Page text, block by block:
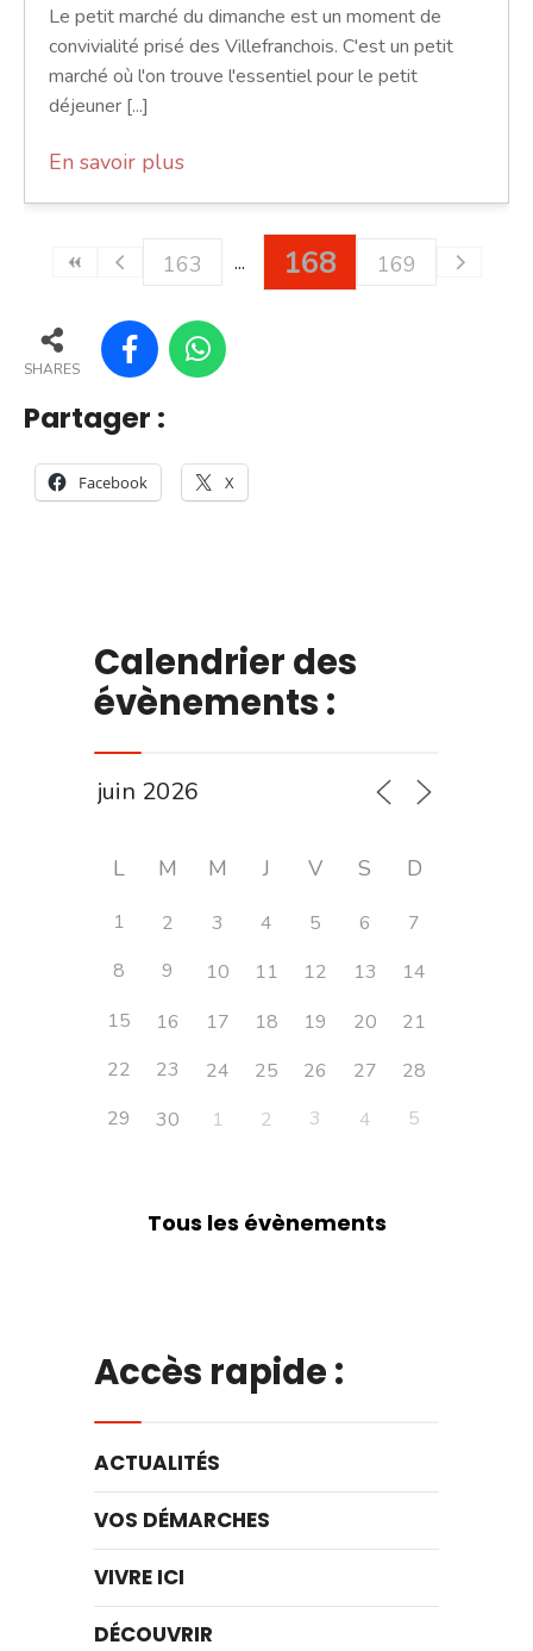
Le petit marché du dimanche est un moment de
convivialité prisé des Villefranchois. C'est un petit
marché où l'on trouve l'essentiel pour le petit
déjeuner [...]
En savoir plus
163 168 169
SHARES
Partager :
Facebook X
Calendrier des
évènements :
L M M J V S D
1 2 3 4 5 6
7
8
9 10 11 12 13
14
15
16 17 18 19 20
21
22
23 24 25 26 27
28
29
30 1 2 3 4 5
Tous les évènements
Accès rapide :
ACTUALITÉS
VOS DÉMARCHES
VIVRE ICI
DÉCOUVRIR